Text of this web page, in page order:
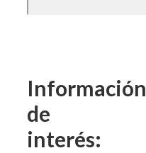
Información
de
interés: